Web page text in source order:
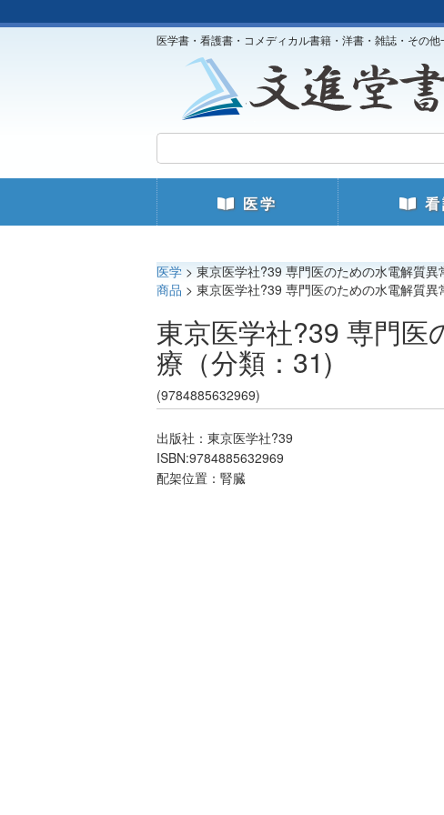
医学書・看護書・コメディカル書籍・洋書・雑誌・その
医学
医学 > 東京医学社?39 専門医のための水電解質
商品 > 東京医学社?39 専門医のための水電解質
東京医学社?39 専門
療（分類：31)
(9784885632969)
出版社：東京医学社?39
ISBN:9784885632969
配架位置：腎臓